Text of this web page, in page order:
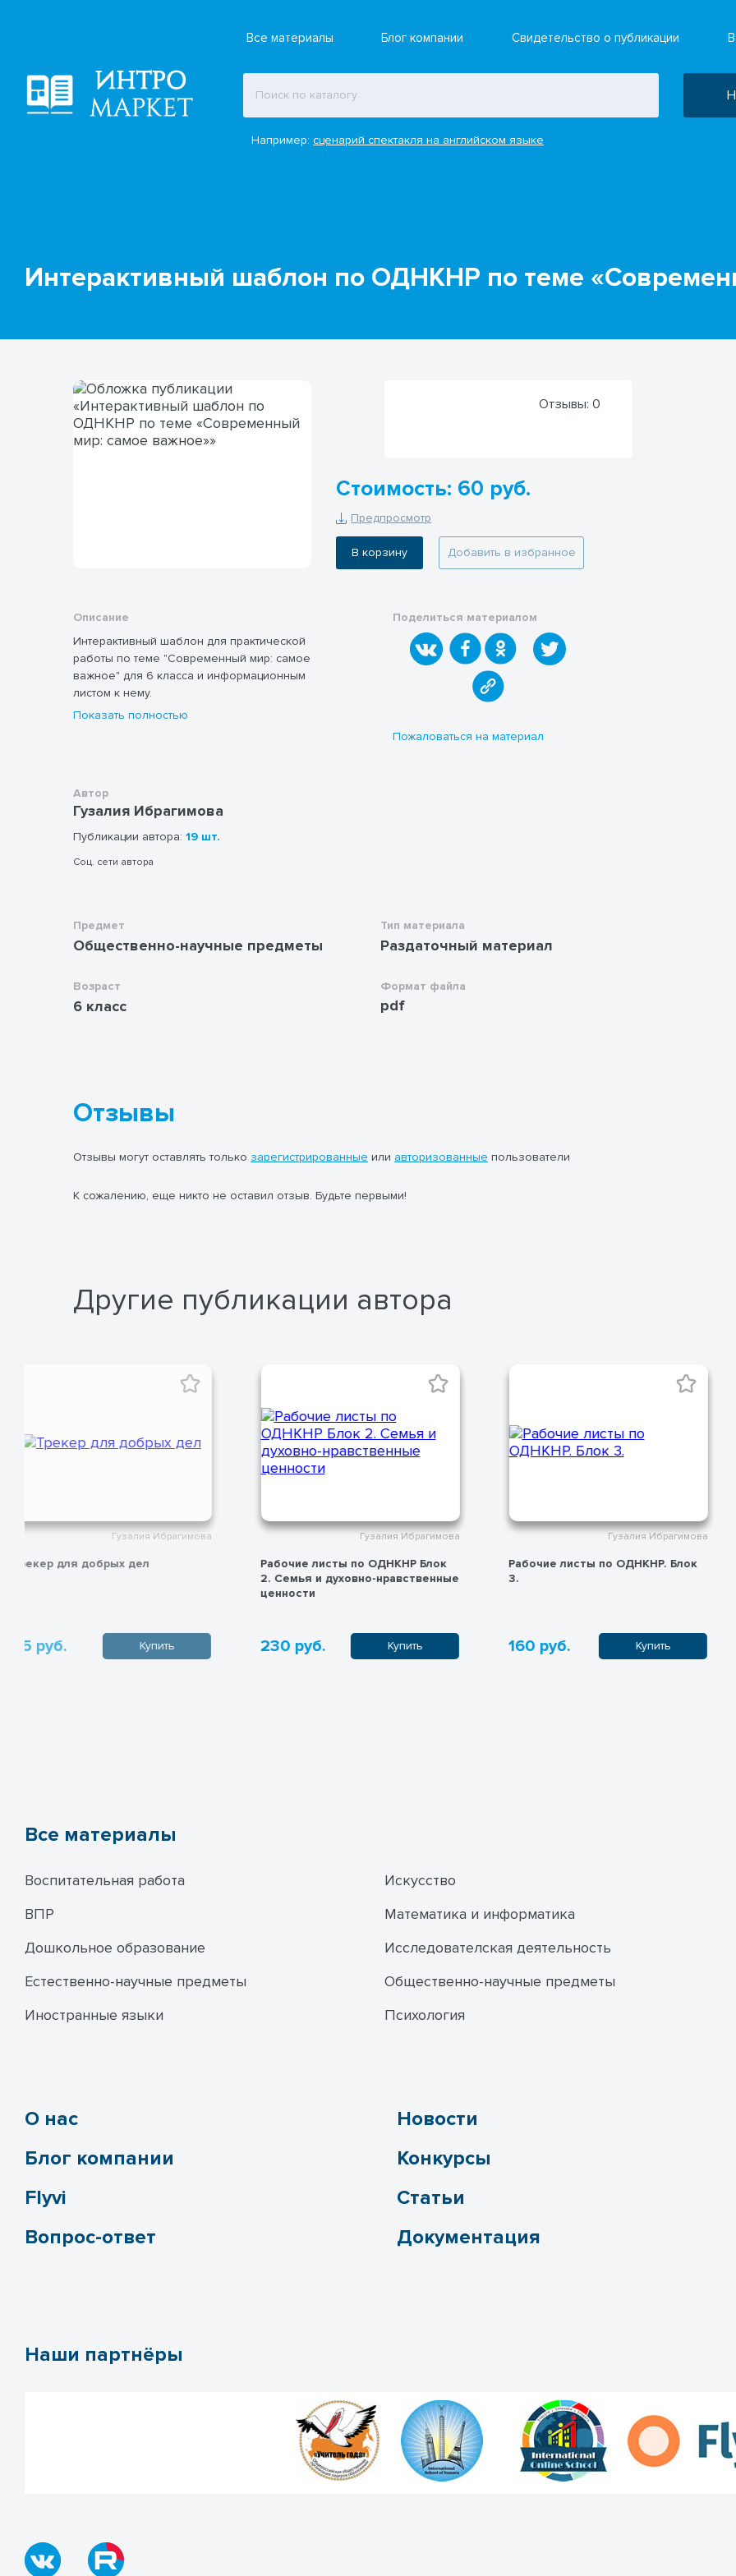
Все материалы Блог компании Свидетельство о публикации
Например:сценарий спектакля на английском языке
Интерактивный шаблон по ОДНКНР по теме
Отзывы: 0
Стоимость: 60 руб.
Предпросмотр
В корзину Добавить в избранное
Описание
Интерактивный шаблон для практической
работы по теме "Современный мир: самое
важное" для 6 класса и информационным
листом к нему.
Показать полностью
Поделиться материалом
Пожаловаться на материал
Автор
Гузалия Ибрагимова
Публикации автора: 19 шт.
Соц. сети автора
Предмет
Общественно-научные предметы
Возраст
6 класс
Тип материала
Раздаточный материал
Формат файла
pdf
Отзывы
Отзывы могут оставлять только зарегистрированные или авторизованные пользователи
К сожалению, еще никто не оставил отзыв. Будьте первыми!
Другие публикации автора
Гузалия Ибрагимова
Рабочие листы по ОДНКНР Блок
230 руб. Купить
Гузалия Ибрагимова
Рабочие листы по ОДНКНР. Блок
3.
160 руб. Купить
Гузалия Ибрагимова
Рабочие листы по ОДНКНР. Блок
550 руб. Купить
Все материалы
Воспитательная работа
ВПР
Дошкольное образование
Естественно-научные предметы
Иностранные языки
Искусство
Математика и информатика
Исследователская деятельность
Общественно-научные предметы
Психология
О нас
Блог компании
Flyvi
Вопрос-ответ
Новости
Конкурсы
Статьи
Документация
Наши партнёры